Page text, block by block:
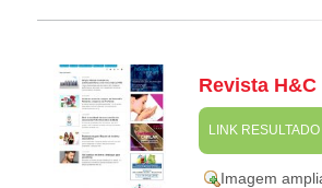
Revista H&C
LINK RESULTADO
Imagem